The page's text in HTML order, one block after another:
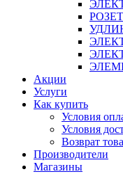
Акции
Услуги
Как купить
Условия
Условия
Возврат
Производители
Магазины